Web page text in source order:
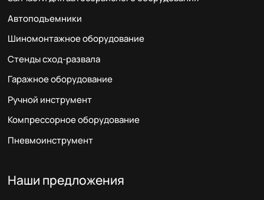
Автоподъемники
Шиномонтажное оборудование
Стенды сход-развала
Гаражное оборудование
Ручной инструмент
Компрессорное оборудование
Пневмоинструмент
Наши предложения